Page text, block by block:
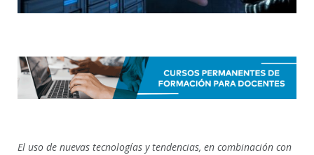
El uso de nuevas tecnologías y tendencias, en combinación con